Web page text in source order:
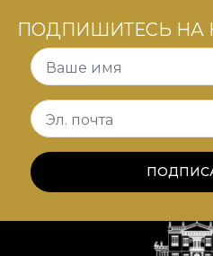
который обогащает
впечатления от
ПОДПИШИТЕСЬ НА
Ваше имя
Эл. почта